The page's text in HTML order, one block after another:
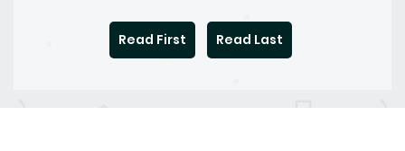
Read First Read Last